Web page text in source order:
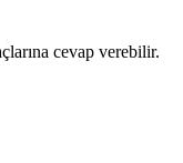
cevap verebilir.